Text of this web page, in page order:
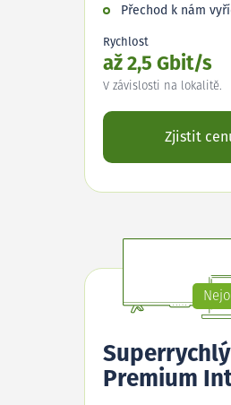
Přechod k nám
Rychlost
až 2,5 Gbit/s
V závislosti na lokalitě.
Zjistit
Superrychlý
Premium